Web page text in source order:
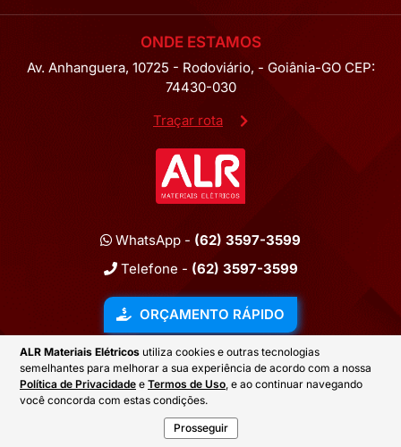
ALR Materiais Elétricos utiliza cookies e outras tecnologias
semelhantes para melhorar a sua experiência de acordo com a nossa
Política de Privacidade e Termos de Uso, e ao continuar navegando
você concorda com estas condições.
Prosseguir
ONDE ESTAMOS
Av. Anhanguera, 10725 - Rodoviário, - Goiânia-GO CEP:
74430-030
Traçar rota
WhatsApp - (62) 3597-3599
Telefone - (62) 3597-3599
ORÇAMENTO RÁPIDO
2026 © ALR MATERIAIS ELÉTRICOS